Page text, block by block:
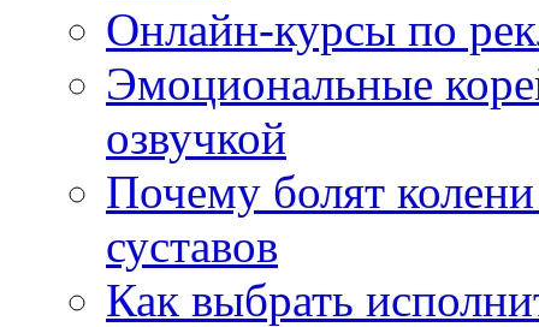
Онлайн-курсы по
Эмоциональные
озвучкой
Почему болят
суставов
Как выбрать